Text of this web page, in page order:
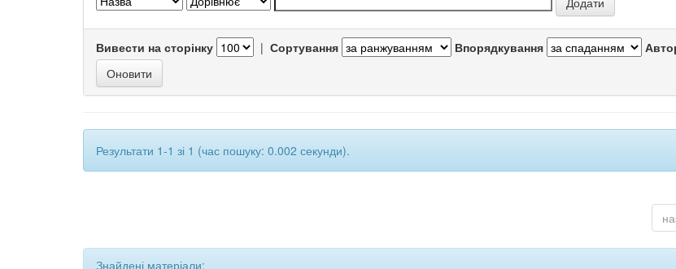
Вивести на сторінку | Сортування Впорядкування
Результати 1-1 зі 1 (час пошуку: 0.002 секунди).
Знайдені матеріали: